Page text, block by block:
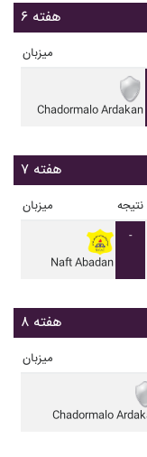
هفته ۶
میزبان
Chadormalo Ardakan
هفته ۷
میزبان نتیجه
Naft Abadan
-
هفته ۸
میزبان
Chadormalo